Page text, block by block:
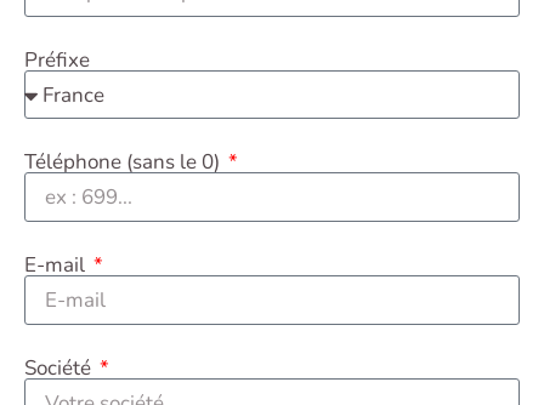
Préfixe
Téléphone (sans le 0)
E-mail
Société